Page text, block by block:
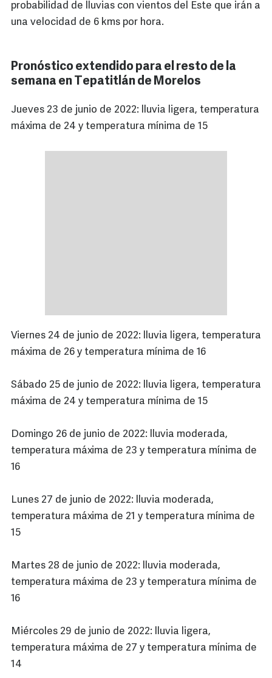
probabilidad de lluvias con vientos del Este que irán a
una velocidad de 6 kms por hora.
Pronóstico extendido para el resto de la
semana en Tepatitlán de Morelos
Jueves 23 de junio de 2022: lluvia ligera, temperatura
máxima de 24 y temperatura mínima de 15
Viernes 24 de junio de 2022: lluvia ligera, temperatura
máxima de 26 y temperatura mínima de 16
Sábado 25 de junio de 2022: lluvia ligera, temperatura
máxima de 24 y temperatura mínima de 15
Domingo 26 de junio de 2022: lluvia moderada,
temperatura máxima de 23 y temperatura mínima de
16
Lunes 27 de junio de 2022: lluvia moderada,
temperatura máxima de 21 y temperatura mínima de
15
Martes 28 de junio de 2022: lluvia moderada,
temperatura máxima de 23 y temperatura mínima de
16
Miércoles 29 de junio de 2022: lluvia ligera,
temperatura máxima de 27 y temperatura mínima de
14